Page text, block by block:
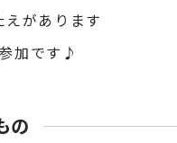
があります
加です♪
の